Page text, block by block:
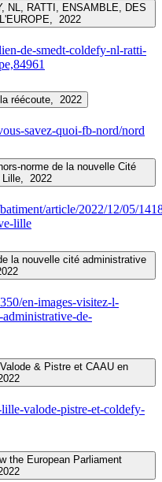
NL, RATTI, ENSAMBLE, DES
2022
de-smedt-coldefy-nl-ratti-
réécoute, 2022
savez-quoi-fb-nord/nord
norme de la nouvelle Cité
Lille, 2022
article/2022/12/05/
lille
la nouvelle cité administrative
en-images-visitez-l-
de-
& Pistre et CAAU en
valode-pistre-et-coldefy-
the European Parliament